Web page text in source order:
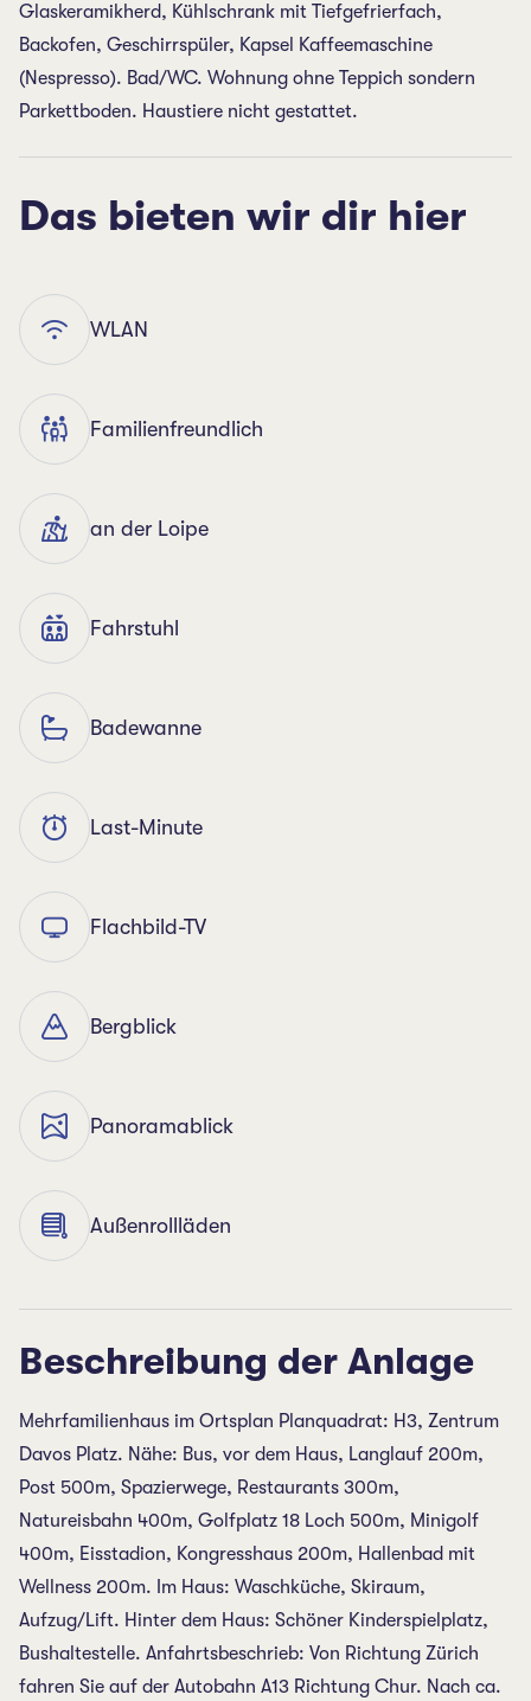
Glaskeramikherd, Kühlschrank mit Tiefgefrierfach,
Backofen, Geschirrspüler, Kapsel Kaffeemaschine
(Nespresso). Bad/WC. Wohnung ohne Teppich sondern
Parkettboden. Haustiere nicht gestattet.
Das bieten wir dir hier
WLAN
Familienfreundlich
an der Loipe
Fahrstuhl
Badewanne
Last-Minute
Flachbild-TV
Bergblick
Panoramablick
Außenrollläden
Beschreibung der Anlage
Mehrfamilienhaus im Ortsplan Planquadrat: H3, Zentrum
Davos Platz. Nähe: Bus, vor dem Haus, Langlauf 200m,
Post 500m, Spazierwege, Restaurants 300m,
Natureisbahn 400m, Golfplatz 18 Loch 500m, Minigolf
400m, Eisstadion, Kongresshaus 200m, Hallenbad mit
Wellness 200m. Im Haus: Waschküche, Skiraum,
Aufzug/Lift. Hinter dem Haus: Schöner Kinderspielplatz,
Bushaltestelle. Anfahrtsbeschrieb: Von Richtung Zürich
fahren Sie auf der Autobahn A13 Richtung Chur. Nach ca.